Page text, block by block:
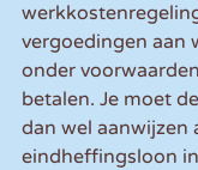
vergoedingen aan
onder
betalen. Je moet
dan wel aanwijzen
eindheffingsloon